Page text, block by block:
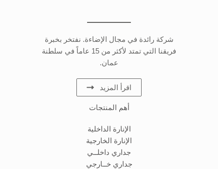
شركة رائدة في مجال الإضاءة. نفتخر بخبرة
فريقنا التي تمتد لأكثر من 15 عاماً في سلطنة
عمان.
اقرأ المزيد
أهم المنتجات
الإنارة الداخلية
الإنارة الخارجية
جداري داخلــي
جداري خــارجي